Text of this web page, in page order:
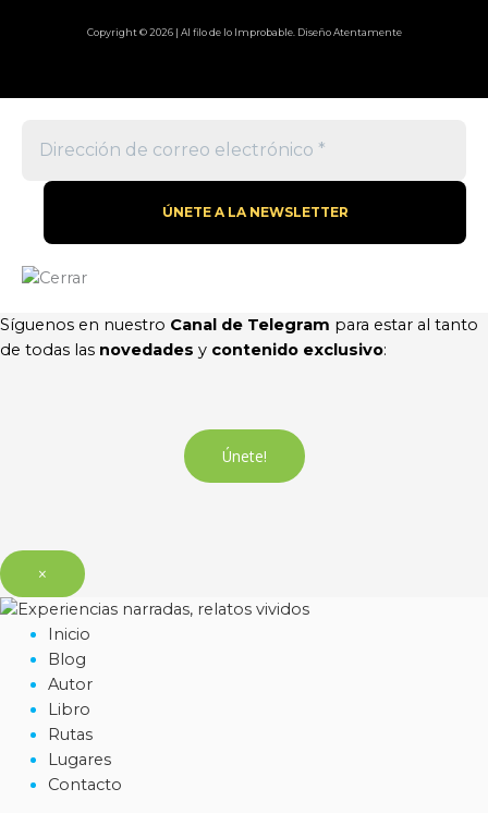
Copyright © 2026 | Al filo de lo Improbable. Diseño Atentamente
Síguenos en nuestro Canal de Telegram para estar al tanto
de todas las novedades y contenido exclusivo:
Únete!
×
Inicio
Blog
Autor
Libro
Rutas
Lugares
Contacto